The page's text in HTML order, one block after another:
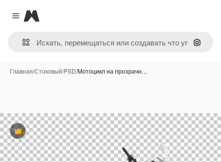
Close menu
Magnific
Поиск
Главная/Стоковый/PSD/Мотоцикл на прозрачн…
Премиум